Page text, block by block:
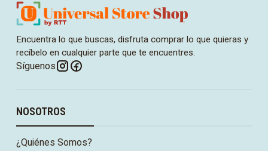
Encuentra lo que buscas, disfruta comprar lo que quieras y
recíbelo en cualquier parte que te encuentres.
Síguenos
NOSOTROS
¿Quiénes Somos?